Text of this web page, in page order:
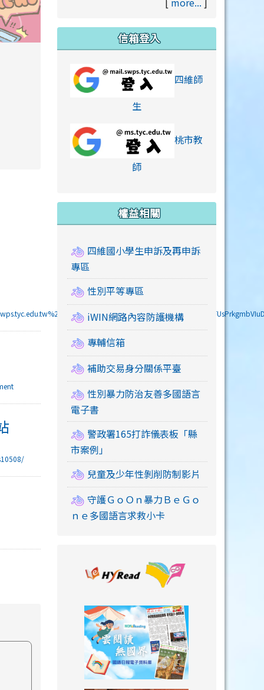
xiaohongshu.html
xiaohongshu.html
信箱登入
四維師
生link to https://
桃市教
師link to https://
權益相關
四維國小學生申訴及再申訴
專區
性別平等專區
iWIN網路內容防護機構
專輔信箱
補助交易身分關係平臺
性別暴力防治友善多國語言
電子書
警政署165打詐儀表板「縣
市案例」
兒童及少年性剝削防制影片
守護ＧｏＯｎ暴力ＢｅＧｏ
ｎｅ多國語言求救小卡